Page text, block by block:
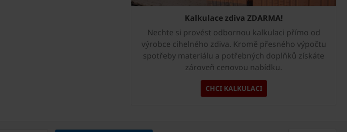
Kalkulace zdiva ZDARMA!
Nechte si provést odbornou kalkulaci přímo od
výrobce cihelného zdiva. Kromě přesného výpočtu
spotřeby materiálu a potřebných doplňků získáte
zároveň cenovou nabídku.
CHCI KALKULACI